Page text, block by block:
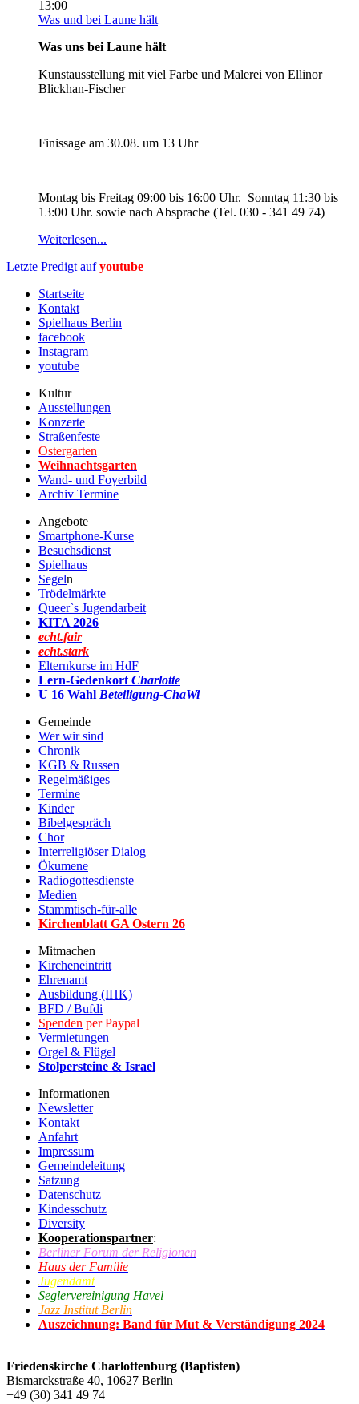
13:00
Was und bei Laune hält
Was uns bei Laune hält
Kunstausstellung mit viel Farbe und Malerei von Ellinor
Blickhan-Fischer
Finissage am 30.08. um 13 Uhr
Montag bis Freitag 09:00 bis 16:00 Uhr. Sonntag 11:30 bis
13:00 Uhr. sowie nach Absprache (Tel. 030 - 341 49 74)
Weiterlesen...
Letzte Predigt auf youtube
Startseite
Kontakt
Spielhaus Berlin
facebook
Instagram
youtube
Kultur
Ausstellungen
Konzerte
Straßenfeste
Ostergarten
Weihnachtsgarten
Wand- und Foyerbild
Archiv Termine
Angebote
Smartphone-Kurse
Besuchsdienst
Spielhaus
Segeln
Trödelmärkte
Queer`s Jugendarbeit
KITA 2026
echt.fair
echt.stark
Elternkurse im HdF
Lern-Gedenkort Charlotte
U 16 Wahl Beteiligung-ChaWi
Gemeinde
Wer wir sind
Chronik
KGB & Russen
Regelmäßiges
Termine
Kinder
Bibelgespräch
Chor
Interreligiöser Dialog
Ökumene
Radiogottesdienste
Medien
Stammtisch-für-alle
Kirchenblatt GA Ostern 26
Mitmachen
Kircheneintritt
Ehrenamt
Ausbildung (IHK)
BFD / Bufdi
Spenden per Paypal
Vermietungen
Orgel & Flügel
Stolpersteine & Israel
Informationen
Newsletter
Kontakt
Anfahrt
Impressum
Gemeindeleitung
Satzung
Datenschutz
Kindesschutz
Diversity
Kooperationspartner:
Berliner Forum der Religionen
Haus der Familie
Jugendamt
Seglervereinigung Havel
Jazz Institut Berlin
Auszeichnung: Band für Mut & Verständigung 2024
Friedenskirche Charlottenburg (Baptisten)
Bismarckstraße 40, 10627 Berlin
+49 (30) 341 49 74